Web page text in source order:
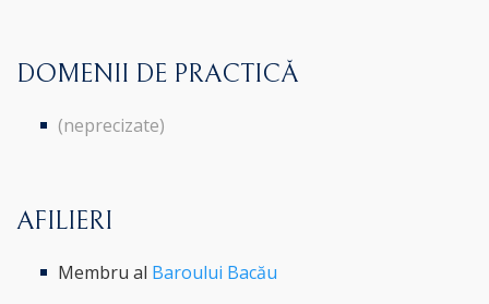
DOMENII DE PRACTICĂ
(neprecizate)
AFILIERI
Membru al Baroului Bacău